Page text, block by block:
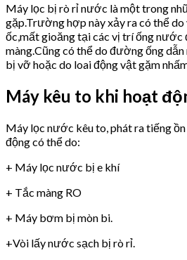
Máy lọc bị rò rỉ nước là một trong
gặp.Trường hợp này xảy ra có thể
ốc,mất gioăng tại các vị trí ống nước
màng.Cũng có thể do đường ống
bị vỡ hoặc do loai động vật gặm
Máy kêu to khi hoạt
Máy lọc nước kêu to, phát ra tiếng
động có thể do:
+ Máy lọc nước bị e khí
+ Tắc màng RO
+ Máy bơm bị mòn bi.
+Vòi lấy nước sạch bị rò rỉ.